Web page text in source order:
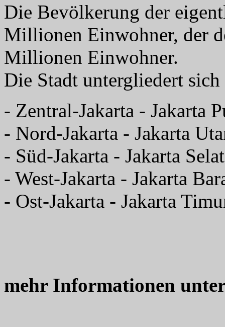
Die Bevölkerung der
Millionen Einwohner, der
Millionen Einwohner.
Die Stadt untergliedert
- Zentral-Jakarta - Jakarta
- Nord-Jakarta - Jakarta
- Süd-Jakarta - Jakarta
- West-Jakarta - Jakarta
- Ost-Jakarta - Jakarta
mehr Informationen